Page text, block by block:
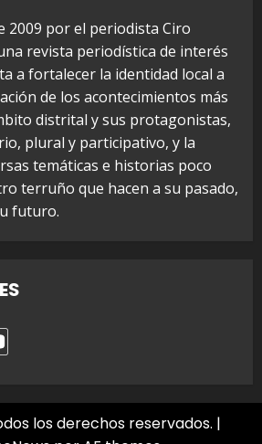
2009 por el periodista Ciro
revista periodística de interés
a fortalecer la identidad local a
de los acontecimientos más
distrital y sus protagonistas,
plural y participativo, y la
temáticas e historias poco
terruño que hacen a su pasado,
futuro.
los derechos reservados. |